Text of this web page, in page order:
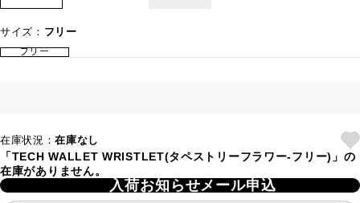
サイズ： フリー
フリー
在庫状況：在庫なし
「TECH WALLET WRISTLET(タペストリーフラワー-フリー)」の
在庫がありません。
入荷お知らせメール申込